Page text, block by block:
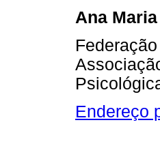
Ana
Endereço